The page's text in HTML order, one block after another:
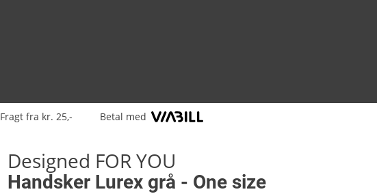
Fragt fra kr. 25,- Betal med
Designed FOR YOU
Handsker Lurex grå - One size